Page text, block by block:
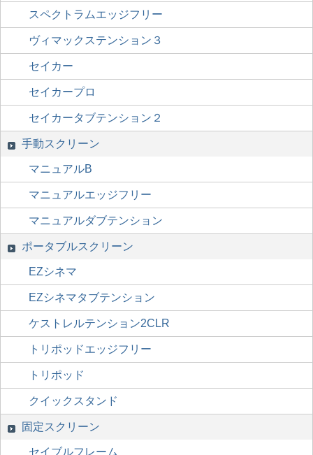
スペクトラムエッジフリー
ヴィマックステンション３
セイカー
セイカープロ
セイカータブテンション２
手動スクリーン
マニュアルB
マニュアルエッジフリー
マニュアルダブテンション
ポータブルスクリーン
EZシネマ
EZシネマタブテンション
ケストレルテンション2CLR
トリポッドエッジフリー
トリポッド
クイックスタンド
固定スクリーン
セイブルフレーム